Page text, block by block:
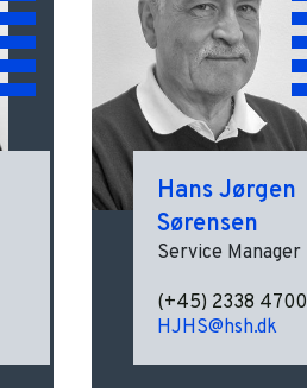
Hans Jørgen
Sørensen
Service Manager
(+45) 2338 4700
HJHS@hsh.dk